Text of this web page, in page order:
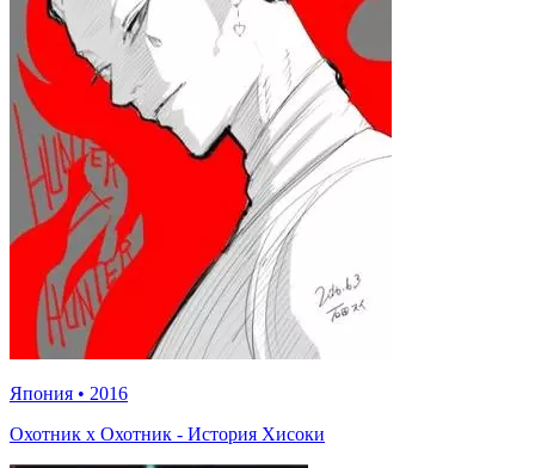
Япония • 2016
Охотник х Охотник - История Хисоки